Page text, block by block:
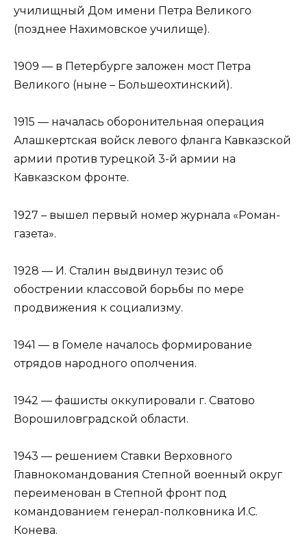
училищный Дом имени Петра Великого
(позднее Нахимовское училище).
1909 — в Петербурге заложен мост Петра
Великого (ныне – Большеохтинский).
1915 — началась оборонительная операция
Алашкертская войск левого фланга Кавказской
армии против турецкой 3-й армии на
Кавказском фронте.
1927 – вышел первый номер журнала «Роман-
газета».
1928 — И. Сталин выдвинул тезис об
обострении классовой борьбы по мере
продвижения к социализму.
1941 — в Гомеле началось формирование
отрядов народного ополчения.
1942 — фашисты оккупировали г. Сватово
Ворошиловградской области.
1943 — решением Ставки Верховного
Главнокомандования Степной военный округ
переименован в Степной фронт под
командованием генерал-полковника И.С.
Конева.